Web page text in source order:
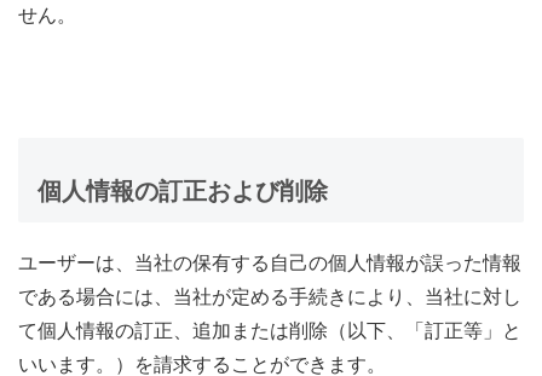
せん。
個人情報の訂正および削除
ユーザーは、当社の保有する自己の個人情報が誤った情報
である場合には、当社が定める手続きにより、当社に対し
て個人情報の訂正、追加または削除（以下、「訂正等」と
いいます。）を請求することができます。